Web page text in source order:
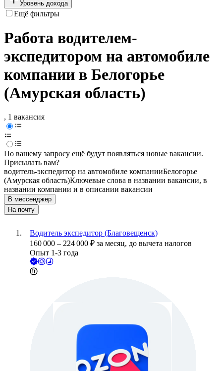
Уровень дохода
Ещё фильтры
Работа водителем-
экспедитором на автомобиле
компании в Белогорье
(Амурская область)
, 1 вакансия
По вашему запросу ещё будут появляться новые вакансии.
Присылать вам?
водитель-экспедитор на автомобиле компанииБелогорье
(Амурская область)Ключевые слова в названии вакансии, в
названии компании и в описании вакансии
В мессенджер
На почту
Водитель экспедитор (Благовещенск)
160 000 – 224 000 ₽ за месяц, до вычета налогов
Опыт 1-3 года